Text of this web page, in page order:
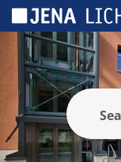
Cookies